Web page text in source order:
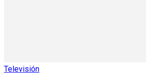
Televisión